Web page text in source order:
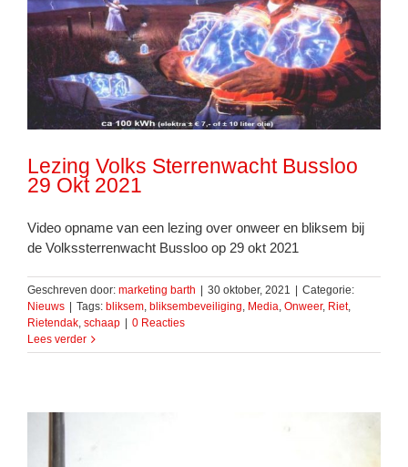
Lezing Volks Sterrenwacht Bussloo
29 Okt 2021
Video opname van een lezing over onweer en bliksem bij
de Volkssterrenwacht Bussloo op 29 okt 2021
Geschreven door: marketing barth 30 oktober, 2021
Categorie:
Nieuws
Tags: bliksem, bliksembeveiliging, Media, Onweer, Riet,
Rietendak, schaap
0 Reacties
Lees verder